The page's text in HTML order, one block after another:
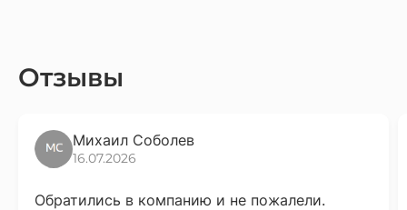
Отзывы
Михаил Соболев
16.07.2026
Обратились в компанию и не пожалели.